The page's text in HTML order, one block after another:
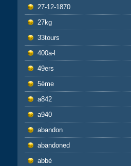
27-12-1870
27kg
33tours
400a-l
49ers
5ème
a842
a940
abandon
abandoned
abbé